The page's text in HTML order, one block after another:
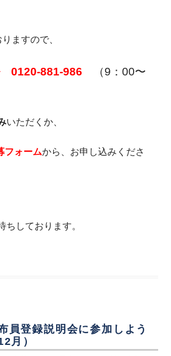
ますので、
0120-881-986 （9：00〜
いただくか、
フォームから、お申し込みくださ
ちしております。
員登録説明会に参加しよう
月）